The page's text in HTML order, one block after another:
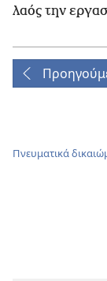
λαός την
Πνευματικά